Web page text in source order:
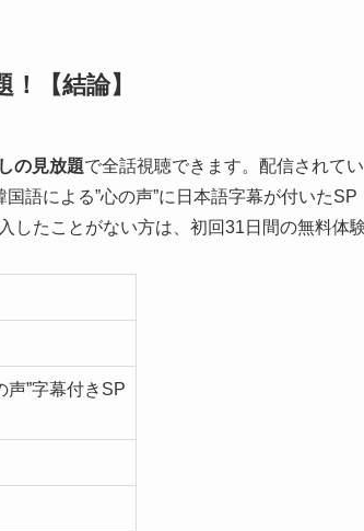
【結論】
の見放題で全話視聴できます。配信されてい
語による”心の声”に日本語字幕が付いたSP
したことがない方は、初回31日間の無料体
声”字幕付きSP